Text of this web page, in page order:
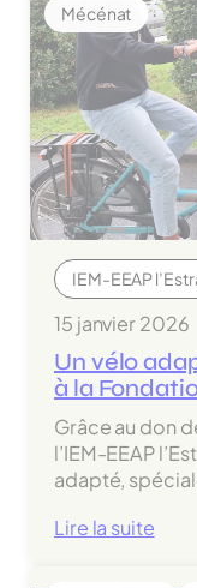
de
Le
&
Mécénat
IEM-EEAP
15 janvier 2026
Un vélo
à la
Grâce au don
l’IEM-EEAP
adapté,
Lire la suite: